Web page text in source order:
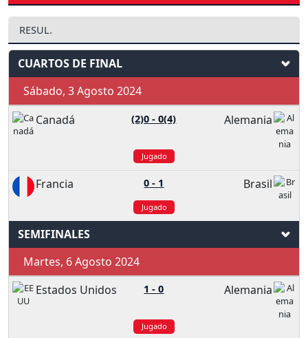
RESUL.
CUARTOS DE FINAL
Sábado, 3 Agosto 2024
Canadá
(2)0 -0(4) Alemania
Jugado
Francia 0 - 1 Brasil
Jugado
SEMIFINALES
Martes, 6 Agosto 2024
Estados Unidos
1 -0 Alemania
Jugado